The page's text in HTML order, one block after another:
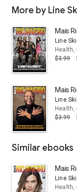
More by Line
Mais
Line
Health,
$3.99
Mais
Line
Health,
$3.99
Similar ebooks
Mais
Line
Health,